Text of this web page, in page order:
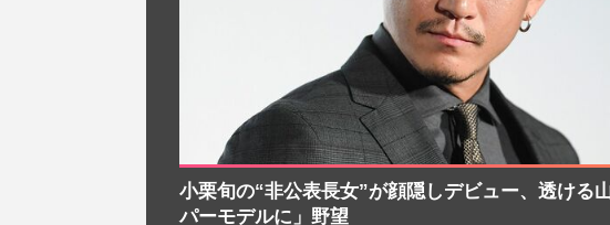
小栗旬の“非公表長女”が顔隠しデビュー、透ける
パーモデルに」野望